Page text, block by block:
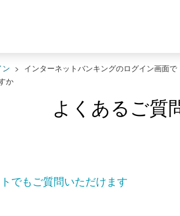
ン > インターネットバンキングのログイン画面
か
よくあるご質
でもご質問いただけます